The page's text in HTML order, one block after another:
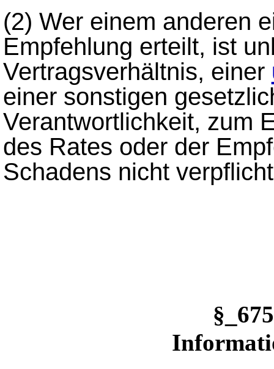
(2) Wer einem anderen
Empfehlung erteilt, ist
Vertragsverhältnis, einer
einer sonstigen
Verantwortlichkeit, zum
des Rates oder der
Schadens nicht